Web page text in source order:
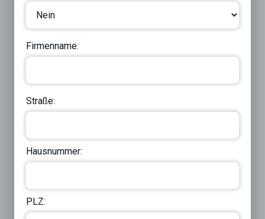
Firmenname:
Straße:
Hausnummer:
PLZ: